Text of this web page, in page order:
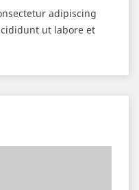
adipiscing
ut labore et